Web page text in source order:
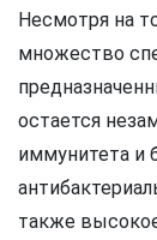
Несмотря на
множество
остается
иммунитета и
также